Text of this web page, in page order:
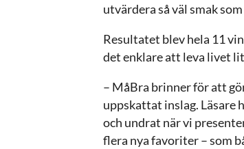
utvärdera så väl smak
Resultatet blev hela 11
det enklare att leva livet
– MåBra brinner för att
uppskattat inslag. Läsare
och undrat när vi
flera nya favoriter – som